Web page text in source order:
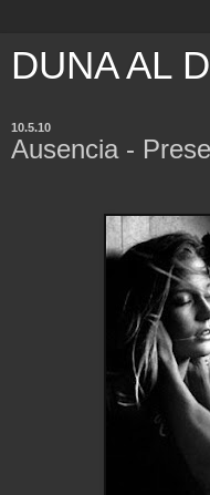
DUNA AL
10.5.10
Ausencia -